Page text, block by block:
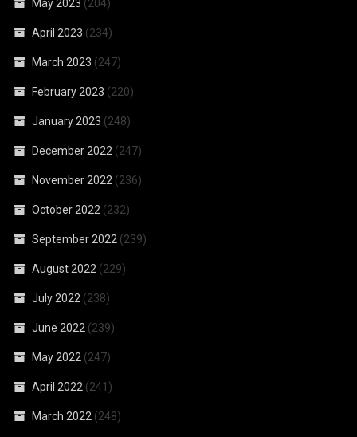
May 2023 (204)
April 2023 (234)
March 2023 (247)
February 2023 (220)
January 2023 (248)
December 2022 (247)
November 2022 (236)
October 2022 (232)
September 2022 (239)
August 2022 (229)
July 2022 (238)
June 2022 (239)
May 2022 (247)
April 2022 (241)
March 2022 (248)